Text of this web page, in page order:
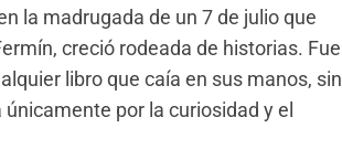
la madrugada de un 7 de julio que
creció rodeada de historias. Fue
libro que caía en sus manos, sin
por la curiosidad y el